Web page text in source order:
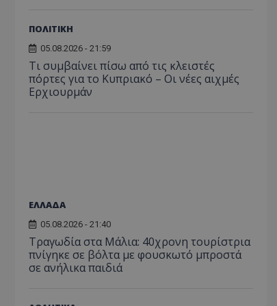
ΠΟΛΙΤΙΚΗ
05.08.2026 - 21:59
Τι συμβαίνει πίσω από τις κλειστές
πόρτες για το Κυπριακό – Οι νέες αιχμές
Ερχιουρμάν
ΕΛΛΑΔΑ
05.08.2026 - 21:40
Τραγωδία στα Μάλια: 40χρονη τουρίστρια
πνίγηκε σε βόλτα με φουσκωτό μπροστά
σε ανήλικα παιδιά